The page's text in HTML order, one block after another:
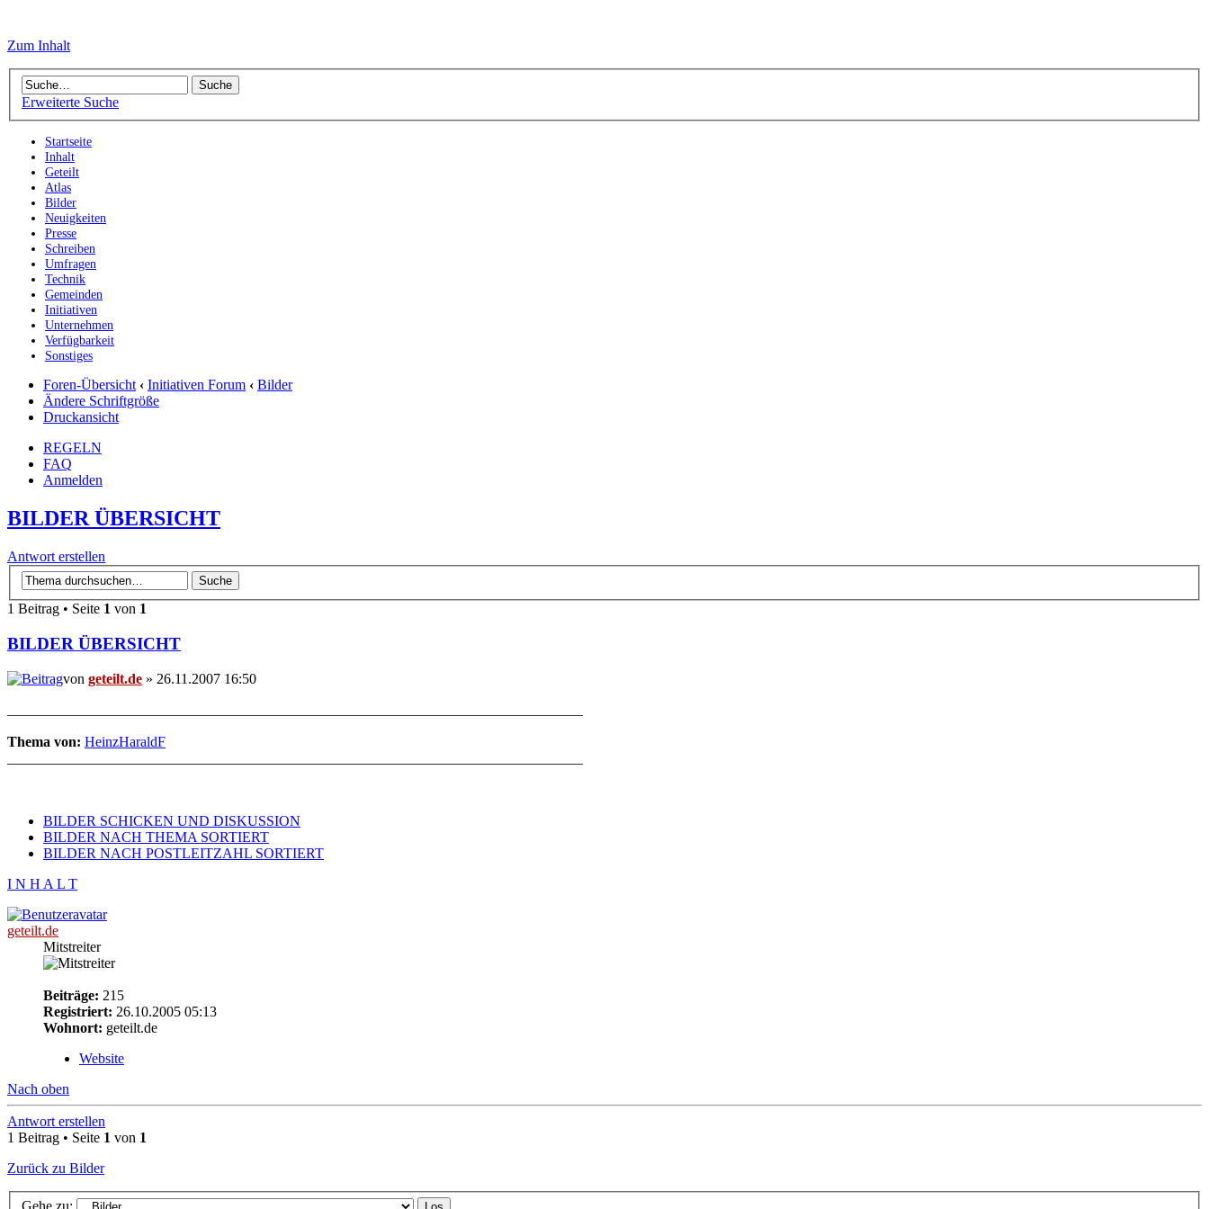
Zum Inhalt
Erweiterte Suche
Startseite
Inhalt
Geteilt
Atlas
Bilder
Neuigkeiten
Presse
Schreiben
Umfragen
Technik
Gemeinden
Initiativen
Unternehmen
Verfügbarkeit
Sonstiges
Foren-Übersicht ‹ Initiativen Forum ‹ Bilder
Ändere Schriftgröße
Druckansicht
REGELN
FAQ
Anmelden
BILDER ÜBERSICHT
Antwort erstellen
1 Beitrag • Seite 1 von 1
BILDER ÜBERSICHT
von geteilt.de » 26.11.2007 16:50
Thema von: HeinzHaraldF
BILDER SCHICKEN UND DISKUSSION
BILDER NACH THEMA SORTIERT
BILDER NACH POSTLEITZAHL SORTIERT
I N H A L T
geteilt.de
Mitstreiter
Beiträge: 215
Registriert: 26.10.2005 05:13
Wohnort: geteilt.de
Website
Nach oben
Antwort erstellen
1 Beitrag • Seite 1 von 1
Zurück zu Bilder